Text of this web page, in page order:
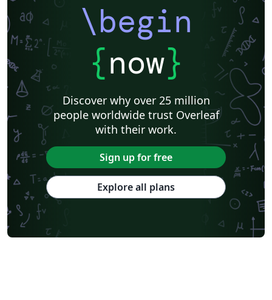
\begin
{now}
Discover why over 25 million
people worldwide trust Overleaf
with their work.
Sign up for free
Explore all plans